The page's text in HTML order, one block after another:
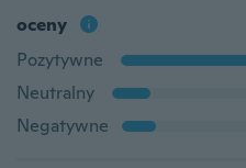
oceny
Pozytywne
Neutralny
Negatywne